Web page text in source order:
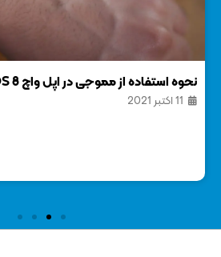
نحوه استفاده از مموجی در اپل واچ watchOS 8